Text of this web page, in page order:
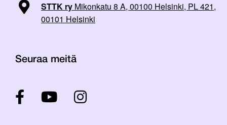
STTK ry Mikonkatu 8 A, 00100 Helsinki, PL 421,
00101 Helsinki
Seuraa meitä